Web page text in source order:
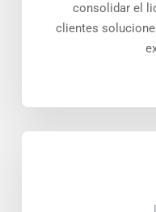
consolidar el
clientes